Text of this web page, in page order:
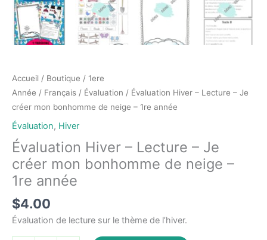
Accueil / Boutique / 1ere
Année / Français / Évaluation / Évaluation Hiver – Lecture – Je
créer mon bonhomme de neige – 1re année
Évaluation, Hiver
Évaluation Hiver – Lecture – Je
créer mon bonhomme de neige –
1re année
$4.00
Évaluation de lecture sur le thème de l’hiver.